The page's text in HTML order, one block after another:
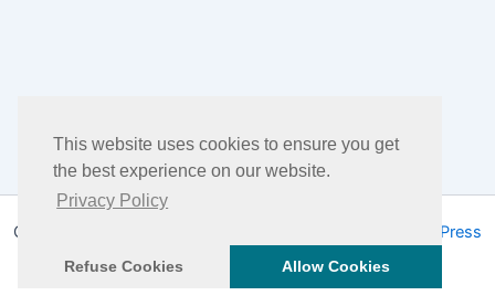
This website uses cookies to ensure you get
the best experience on our website.
Privacy Policy
Refuse Cookies Allow Cookies
Copyright © 2026 DHEA Facts | Powered by
Tema WordPress